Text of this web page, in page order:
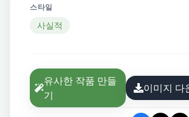
ويظهر عليهم تفاعل حيوي مع스타일
사실적
유사한 작품 만들
기
이미지 다